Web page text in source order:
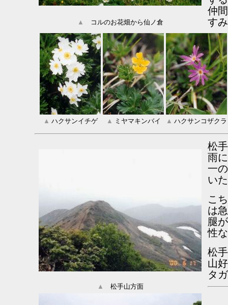
仲
す
▲ コルのお花畑から仙ノ倉
▲ ハクサンイチゲ ▲ ミヤマキンバイ ▲ ハクサンコザクラ
松
雨
一
い
こ
は
腿
性
松
山
タ
▲ 松手山方面